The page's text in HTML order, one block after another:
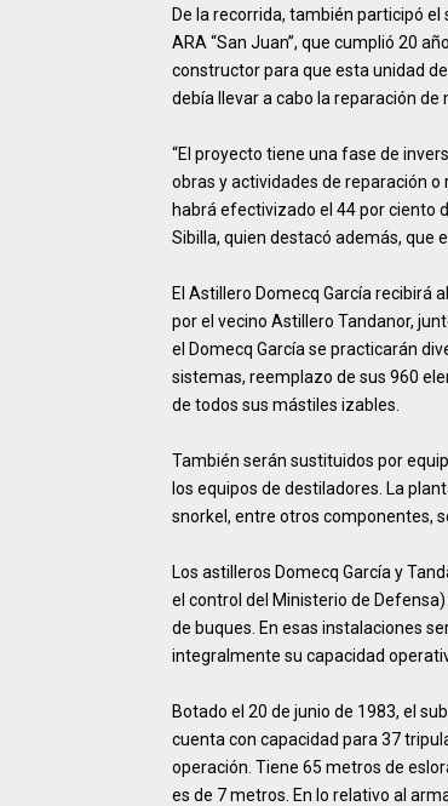
De la recorrida, también participó
ARA “San Juan”, que cumplió 20
constructor para que esta unidad
debía llevar a cabo la reparación de
“El proyecto tiene una fase de
obras y actividades de reparación
habrá efectivizado el 44 por ciento
Sibilla, quien destacó además, que
El Astillero Domecq García recibirá
por el vecino Astillero Tandanor,
el Domecq García se practicarán
sistemas, reemplazo de sus 960
de todos sus mástiles izables.
También serán sustituidos por
los equipos de destiladores. La
snorkel, entre otros componentes,
Los astilleros Domecq García y
el control del Ministerio de
de buques. En esas instalaciones
integralmente su capacidad
Botado el 20 de junio de 1983, el
cuenta con capacidad para 37
operación. Tiene 65 metros de
es de 7 metros. En lo relativo al